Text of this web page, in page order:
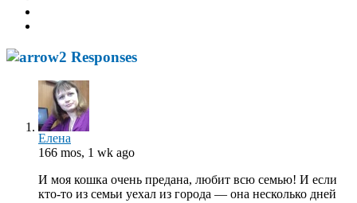
2 Responses
Елена
166 mos, 1 wk ago
И моя кошка очень предана, любит всю семью! И если
кто-то из семьи уехал из города — она несколько дней